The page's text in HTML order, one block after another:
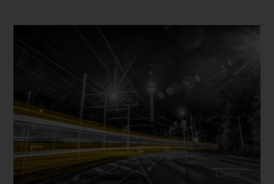
Dieses Produkt weist mehrere Varianten auf. Die Optionen können auf der Produktseite gewählt werden